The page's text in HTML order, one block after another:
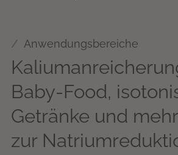
Anwendungsbereiche
Baby-Food,
Getränke und
zur